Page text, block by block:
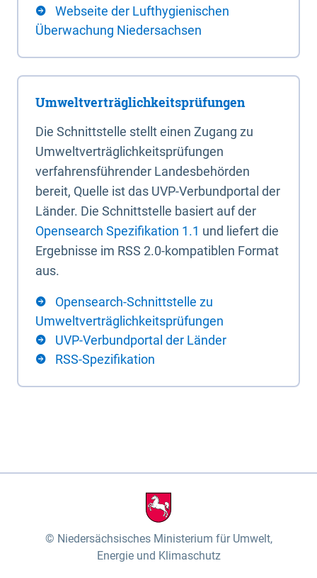
Webseite der Lufthygienischen
Überwachung Niedersachsen
Umweltverträglichkeitsprüfungen
Die Schnittstelle stellt einen Zugang zu
Umweltverträglichkeitsprüfungen
verfahrensführender Landesbehörden
bereit, Quelle ist das UVP-Verbundportal der
Länder. Die Schnittstelle basiert auf der
Opensearch Spezifikation 1.1 und liefert die
Ergebnisse im RSS 2.0-kompatiblen Format
aus.
Opensearch-Schnittstelle zu
Umweltverträglichkeitsprüfungen
UVP-Verbundportal der Länder
RSS-Spezifikation
Niedersächsisches Ministerium für Umwelt,
Energie und Klimaschutz